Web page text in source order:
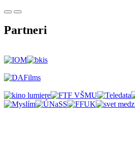
Partneri